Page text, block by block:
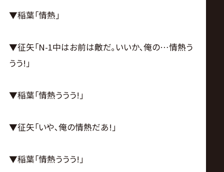
▼稲葉｢情熱｣
▼征矢｢N-1中はお前は敵だ｡いいか､俺の…情熱う
うう!｣
▼稲葉｢情熱ううう!｣
▼征矢｢いや､俺の情熱だあ!｣
▼稲葉｢情熱ううう!｣